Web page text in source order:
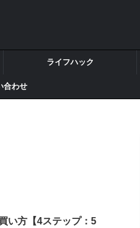
ライフハック
合わせ
い方【4ステップ：5